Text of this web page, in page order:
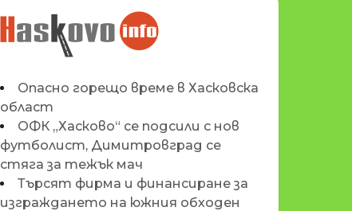
НОВИНИТЕ НА
HASKOVO.INFO
Опасно горещо време в Хасковска
област
ОФК „Хасково“ се подсили с нов
футболист, Димитровград се
стяга за тежък мач
Търсят фирма и финансиране за
изграждането на южния обходен